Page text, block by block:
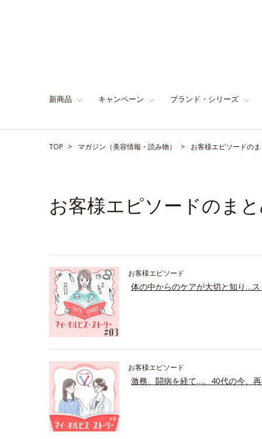
新商品 キャンペーン ブランド・シリーズ
TOP マガジン（美容情報・読み物） お客様エピソードの
お客様エピソードのま
お客様エピソード
体の中からのケアが大切と知り…
お客様エピソード
激務、闘病を経て…。40代の今、